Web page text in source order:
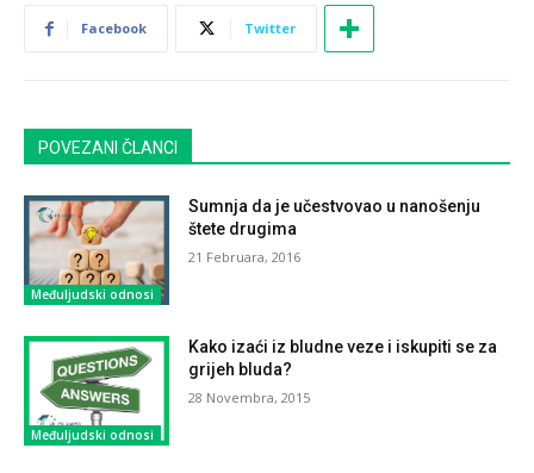
Facebook Twitter
POVEZANI ČLANCI
Međuljudski odnosi
Sumnja da je učestvovao u nanošenju
štete drugima
21 Februara, 2016
Međuljudski odnosi
Kako izaći iz bludne veze i iskupiti se za
grijeh bluda?
28 Novembra, 2015